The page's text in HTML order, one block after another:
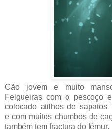
Cão jovem e muito
Felgueiras com o pescoço
colocado atilhos de sapatos
e com muitos chumbos de
também tem fractura do fémur.